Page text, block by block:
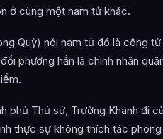
ở cùng một nam tử khác.
Quỳ) nói nam tử đó là công
phương hẳn là chính nhân
phủ Thứ sử, Trường Khanh đi
thực sự không thích tác phong